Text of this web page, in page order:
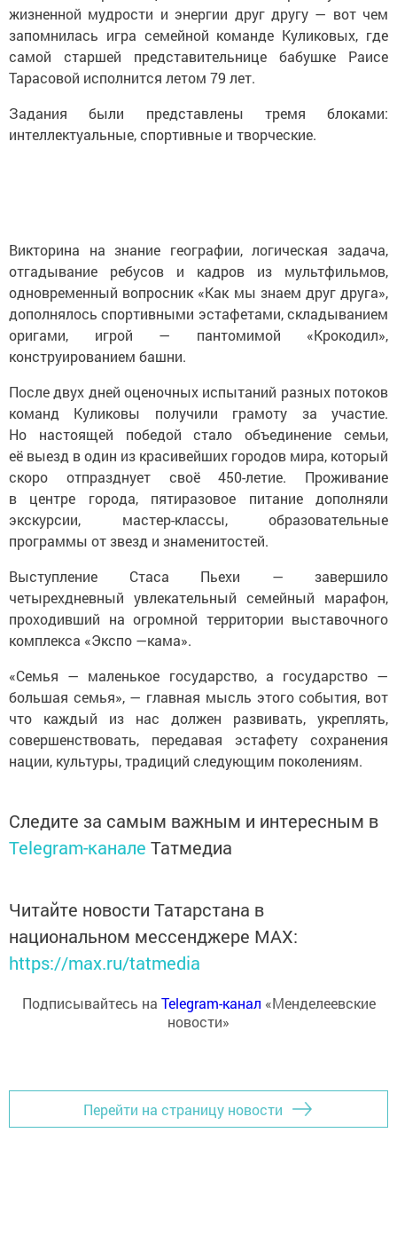
жизненной мудрости и энергии друг другу — вот чем
запомнилась игра семейной команде Куликовых, где
самой старшей представительнице бабушке Раисе
Тарасовой исполнится летом 79 лет.
Задания были представлены тремя блоками:
интеллектуальные, спортивные и творческие.
Викторина на знание географии, логическая задача,
отгадывание ребусов и кадров из мультфильмов,
одновременный вопросник «Как мы знаем друг друга»,
дополнялось спортивными эстафетами, складыванием
оригами, игрой — пантомимой «Крокодил»,
конструированием башни.
После двух дней оценочных испытаний разных потоков
команд Куликовы получили грамоту за участие.
Но настоящей победой стало объединение семьи,
её выезд в один из красивейших городов мира, который
скоро отпразднует своё 450-летие. Проживание
в центре города, пятиразовое питание дополняли
экскурсии, мастер-классы, образовательные
программы от звезд и знаменитостей.
Выступление Стаса Пьехи — завершило
четырехдневный увлекательный семейный марафон,
проходивший на огромной территории выставочного
комплекса «Экспо —кама».
«Семья — маленькое государство, а государство —
большая семья», — главная мысль этого события, вот
что каждый из нас должен развивать, укреплять,
совершенствовать, передавая эстафету сохранения
нации, культуры, традиций следующим поколениям.
Следите за самым важным и интересным в
Telegram-канале Татмедиа
Читайте новости Татарстана в
национальном мессенджере MАХ:
https://max.ru/tatmedia
Подписывайтесь на Telegram-канал «Менделеевские
новости»
Перейти на страницу новости